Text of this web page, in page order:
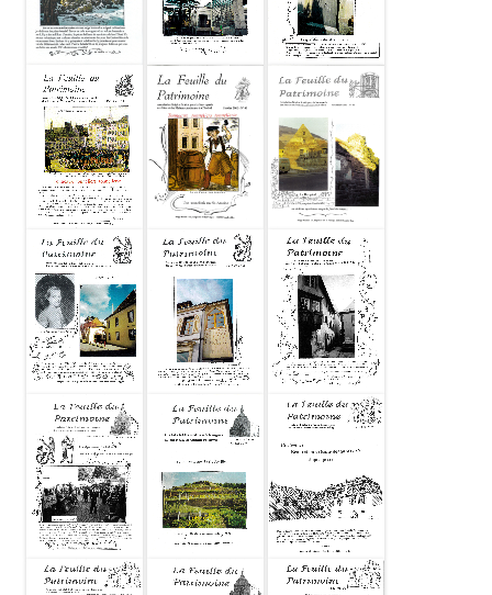
Feuille du
patrimoine
2003-11 N47
Feuille du
patrimoine
2003-05 N46
Feuille du
patrimoine
2003-03 N45
Feuille du
patrimoine
2003-01 N44
Feuille du
patrimoine
2002-11 N43
Feuille du
patrimoine
2002-05 N42
Feuille du
patrimoine
2002-03 N41
Feuille du
patrimoine
2002-01 N40
Feuille du
patrimoine
2001-11 N39
Feuille du
patrimoine
2001-05 N38
Feuille du
patrimoine
2001-03 N37
Feuille du
patrimoine
2001-01 N36